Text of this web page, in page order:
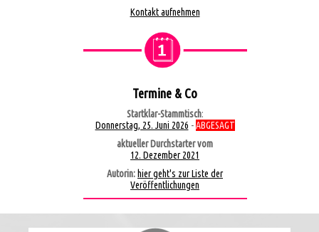
Kontakt aufnehmen
Termine & Co
Startklar-Stammtisch:
Donnerstag, 25. Juni 2026 -ABGESAGT
aktueller Durchstarter vom
12. Dezember 2021
Autorin: hier geht's zur Liste der
Veröffentlichungen